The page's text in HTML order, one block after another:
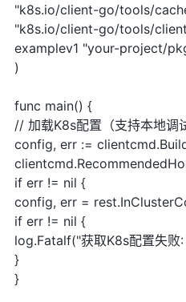
"k8s.io/client-go/tools/
"k8s.io/client-go/tools/
examplev1 "your-project/
)
func main() {
// 加载K8s配置（支持本地调
config, err :=
if err != nil {
config, err =
if err != nil {
log.Fatalf("获取K8s配置失败
}
}